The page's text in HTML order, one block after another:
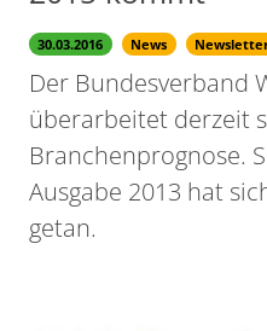
30.03.2016 News
Der Bundesverband
überarbeitet derzeit
Branchenprognose.
Ausgabe 2013 hat
getan.